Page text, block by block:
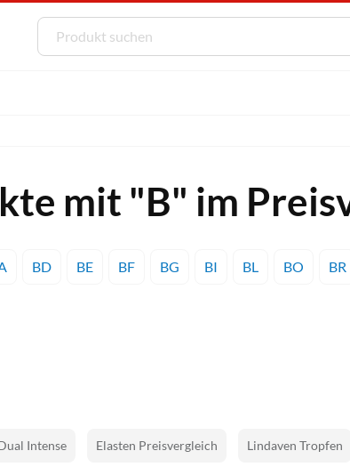
mit "B" im
BD BE BF BG BI BL BO BR
Intense Elasten Preisvergleich Lindaven Tropfen